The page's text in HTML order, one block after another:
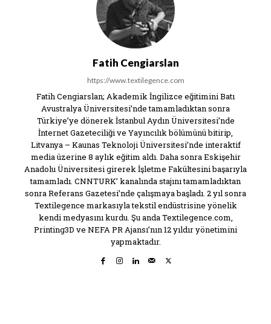
Fatih Cengiarslan
https://www.textilegence.com
Fatih Cengiarslan; Akademik İngilizce eğitimini Batı
Avustralya Üniversitesi’nde tamamladıktan sonra
Türkiye’ye dönerek İstanbul Aydın Üniversitesi’nde
İnternet Gazeteciliği ve Yayıncılık bölümünü bitirip,
Litvanya – Kaunas Teknoloji Üniversitesi’nde interaktif
media üzerine 8 aylık eğitim aldı. Daha sonra Eskişehir
Anadolu Üniversitesi girerek İşletme Fakültesini başarıyla
tamamladı. CNNTURK’ kanalında stajını tamamladıktan
sonra Referans Gazetesi’nde çalışmaya başladı. 2 yıl sonra
Textilegence markasıyla tekstil endüstrisine yönelik
kendi medyasını kurdu. Şu anda Textilegence.com,
Printing3D ve NEFA PR Ajansı’nın 12 yıldır yönetimini
yapmaktadır.